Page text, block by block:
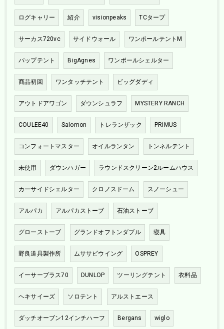
ログキャリー 紹介 visionpeaks TCタープ
サーカス720vc サイドウォール ワンポールテントM
パップテント BigAgnes ワンポールシェルター
商品初回 ワンタッチテント ビッグダディ
アウトドアワゴン ダウンシュラフ MYSTERY RANCH
COULEE40 Salomon トレランザック PRIMUS
コンフォートマスター オイルランタン トンネルテント
未使用 ダウンハガー ラウンドスクリーン2ルームハウス
カーサイドシェルター クロノスドーム スノーシュー
アルパカ アルパカストーブ 石油ストーブ
グローストーブ グランドオフトンダブル 寝具
野良道具製作所 ムササビウイング OSPREY
イーサープラス70 DUNLOP ツーリングテント 衣料品
ヘキサイーズ ソロテント アルストエース
ダッチオーブン12インチハーフ Bergans wiglo